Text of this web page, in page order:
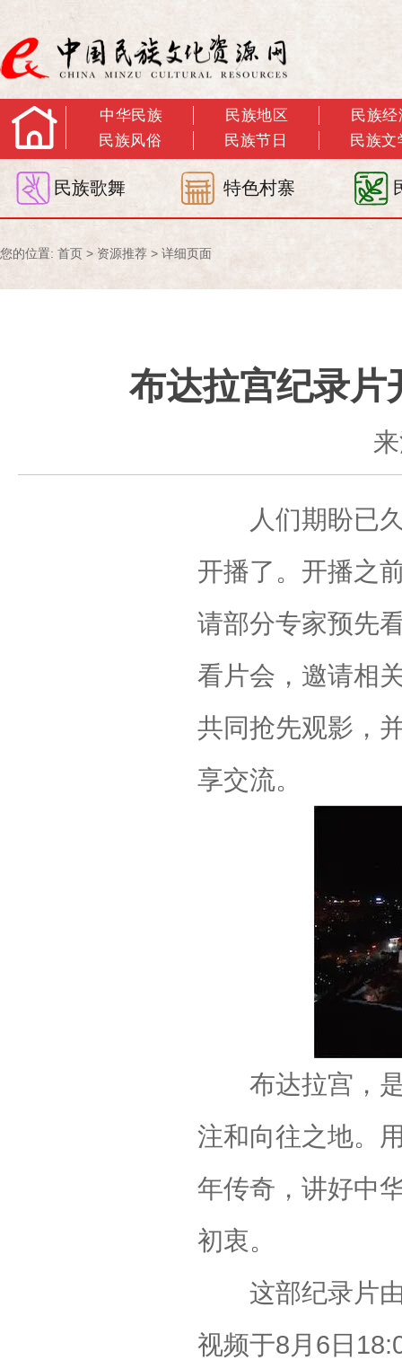
中华民族 民族地区
民族经
民族风俗
民族节日 民族文
民族歌舞 特色村寨
您的位置: 首页 > 资源推荐 > 详细页面
布达拉宫纪录片
人们期盼已久
开播了。开播之
请部分专家预先
看片会，邀请相
共同抢先观影，
享交流。
布达拉宫，是
注和向往之地。
年传奇，讲好中
初衷。
这部纪录片由
视频于8月6日